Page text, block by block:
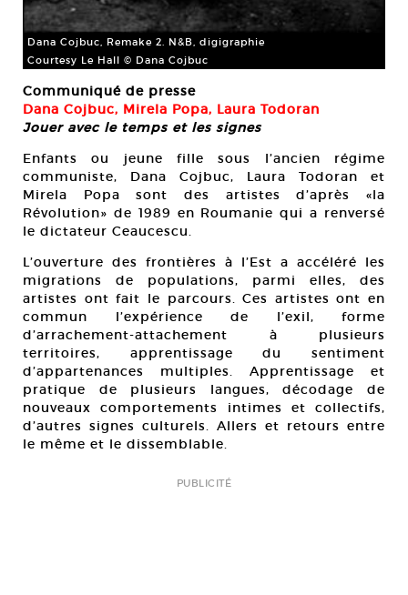
Dana Cojbuc, Remake 2. N&B, digigraphie
Courtesy Le Hall © Dana Cojbuc
Communiqué de presse
Dana Cojbuc, Mirela Popa, Laura Todoran
Jouer avec le temps et les signes
Enfants ou jeune fille sous l’ancien régime
communiste, Dana Cojbuc, Laura Todoran et
Mirela Popa sont des artistes d’après «la
Révolution» de 1989 en Roumanie qui a renversé
le dictateur Ceaucescu.
L’ouverture des frontières à l’Est a accéléré les
migrations de populations, parmi elles, des
artistes ont fait le parcours. Ces artistes ont en
commun l’expérience de l’exil, forme
d’arrachement-attachement à plusieurs
territoires, apprentissage du sentiment
d’appartenances multiples. Apprentissage et
pratique de plusieurs langues, décodage de
nouveaux comportements intimes et collectifs,
d’autres signes culturels. Allers et retours entre
le même et le dissemblable.
PUBLICITÉ